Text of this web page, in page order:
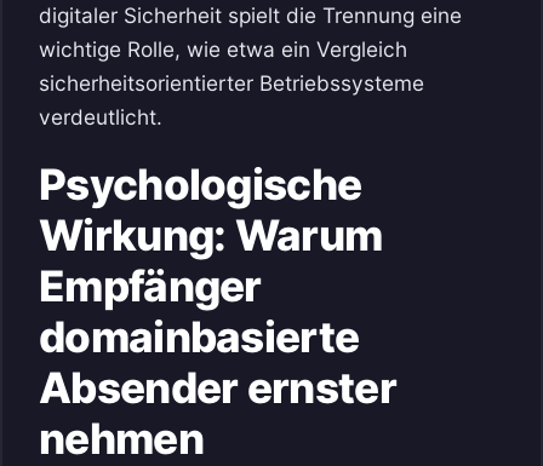
digitaler Sicherheit spielt die Trennung eine
wichtige Rolle, wie etwa ein Vergleich
sicherheitsorientierter Betriebssysteme
verdeutlicht.
Psychologische
Wirkung: Warum
Empfänger
domainbasierte
Absender ernster
nehmen